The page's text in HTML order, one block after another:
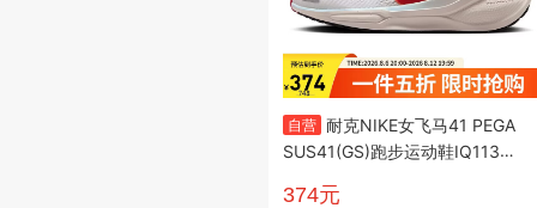
自营 耐克NIKE女飞马41 PEGA
SUS41(GS)跑步运动鞋IQ1139-
374元